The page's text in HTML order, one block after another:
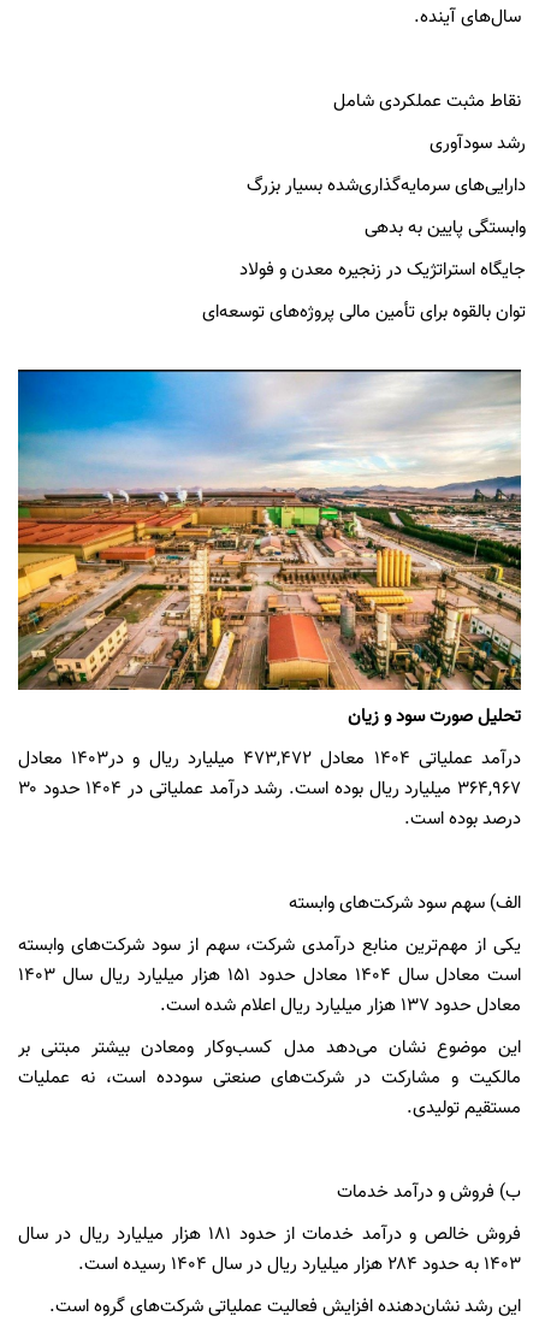
سال‌های آینده.
نقاط مثبت عملکردی شامل
رشد سودآوری
دارایی‌های سرمایه‌گذاری‌شده بسیار بزرگ
وابستگی پایین به بدهی
جایگاه استراتژیک در زنجیره معدن و فولاد
توان بالقوه برای تأمین مالی پروژه‌های توسعه‌ای
تحلیل صورت سود و زیان
درآمد عملیاتی 1404 معادل
۴۷۳,۴۷۲ میلیارد ریال و در1403 معادل
۳۶۴,۹۶۷ میلیارد ریال بوده است. رشد درآمد عملیاتی در 1404 حدود
۳۰
درصد بوده است.
الف) سهم سود شرکت‌های وابسته
یکی از مهم‌ترین منابع درآمدی شرکت، سهم از سود شرکت‌های وابسته
است معادل سال ۱۴۰۴ معادل حدود ۱۵۱ هزار میلیارد ریال سال ۱۴۰۳
معادلحدود۱۳۷ هزار میلیارد ریال اعلام شده است.
این موضوع نشان می‌دهد مدل کسب‌وکار ومعادن بیشتر مبتنی بر
مالکیت و مشارکت در شرکت‌های صنعتی سودده است، نه عملیات
مستقیم تولیدی.
ب) فروش و درآمد خدمات
فروش خالص و درآمد خدمات از حدود ۱۸۱ هزار میلیارد ریال در سال
۱۴۰۳ به حدود ۲۸۴ هزار میلیارد ریال در سال ۱۴۰۴ رسیده است.
این رشد نشان‌دهنده افزایش فعالیت عملیاتی شرکت‌های گروه است.